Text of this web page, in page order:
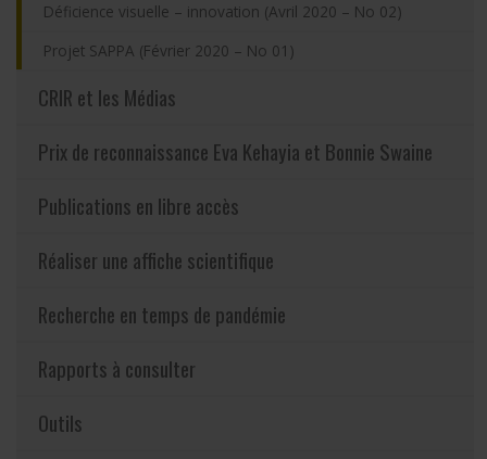
Déficience visuelle – innovation (Avril 2020 – No 02)
Projet SAPPA (Février 2020 – No 01)
CRIR et les Médias
Prix de reconnaissance Eva Kehayia et Bonnie Swaine
Publications en libre accès
Réaliser une affiche scientifique
Recherche en temps de pandémie
Rapports à consulter
Outils